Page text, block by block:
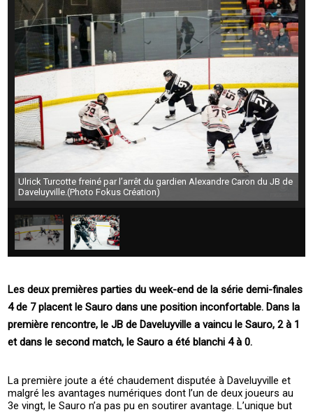
Ulrick Turcotte freiné par l’arrêt du gardien Alexandre Caron du JB de
Daveluyville.(Photo Fokus Création)
Les deux premières parties du week-end de la série demi-finales
4 de 7 placent le Sauro dans une position inconfortable. Dans la
première rencontre, le JB de Daveluyville a vaincu le Sauro, 2 à 1
et dans le second match, le Sauro a été blanchi 4 à 0.
La première joute a été chaudement disputée à Daveluyville et
malgré les avantages numériques dont l’un de deux joueurs au
3e vingt, le Sauro n’a pas pu en soutirer avantage. L’unique but